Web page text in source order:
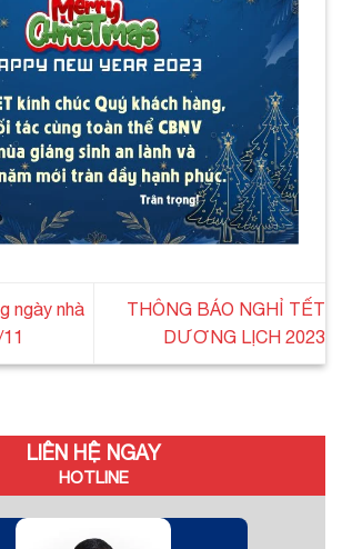
ngày nhà
THÔNG BÁO NGHỈ TẾT
DƯƠNG LỊCH 2023
LIÊN HỆ NGAY
HOTLINE